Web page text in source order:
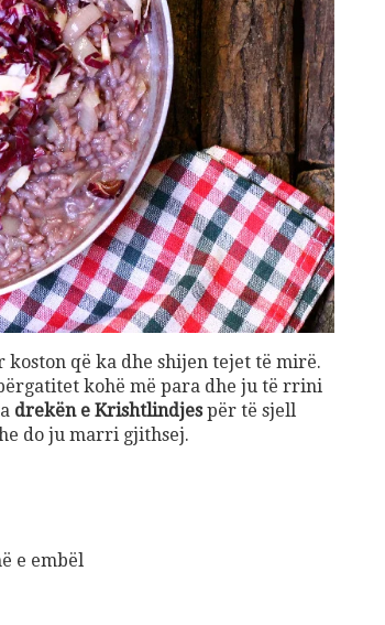
koston që ka dhe shijen tejet të mirë.
kohë më para dhe ju të rrini
drekën e Krishtlindjespër të sjell
do ju marri gjithsej.
e embël
Gift Card 3 mujore per Patologji
70€
Add to cart